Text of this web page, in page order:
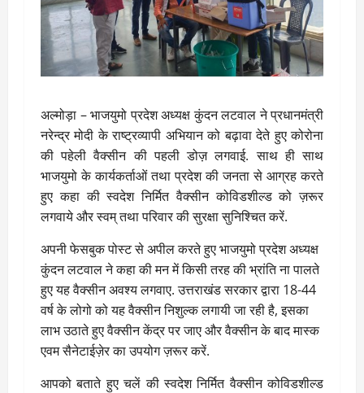
अल्मोड़ा – भाजयुमो प्रदेश अध्यक्ष कुंदन लटवाल ने प्रधानमंत्री
नरेन्द्र मोदी के राष्ट्रव्यापी अभियान को बढ़ावा देते हुए कोरोना
की पहेली वैक्सीन की पहली डोज़ लगवाई. साथ ही साथ
भाजयुमो के कार्यकर्ताओं तथा प्रदेश की जनता से आग्रह करते
हुए कहा की स्वदेश निर्मित वैक्सीन कोविडशील्ड को ज़रूर
लगवाये और स्वम् तथा परिवार की सुरक्षा सुनिश्चित करें.
अपनी फेसबुक पोस्ट से अपील करते हुए भाजयुमो प्रदेश अध्यक्ष
कुंदन लटवाल ने कहा की मन में किसी तरह की भ्रांति ना पालते
हुए यह वैक्सीन अवश्य लगवाए. उत्तराखंड सरकार द्वारा 18-44
वर्ष के लोगो को यह वैक्सीन निशुल्क लगायी जा रही है, इसका
लाभ उठाते हुए वैक्सीन केंद्र पर जाए और वैक्सीन के बाद मास्क
एवम सैनेटाईज़ेर का उपयोग ज़रूर करें.
आपको बताते हुए चलें की स्वदेश निर्मित वैक्सीन कोविडशील्ड